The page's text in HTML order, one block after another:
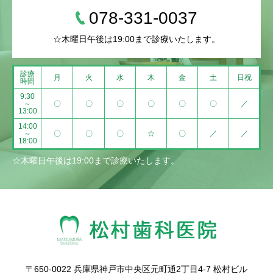
078-331-0037
☆木曜日午後は19:00まで診療いたします。
診療
時間
月 火 水 木 金 土 日祝
9:30
～
13:00
〇 〇 〇 〇 〇 〇 ／
14:00
～
18:00
〇 〇 〇 ☆ 〇 ／ ／
☆木曜日午後は19:00まで診療いたします。
〒650-0022 兵庫県神戸市中央区元町通2丁目4-7 松村ビル